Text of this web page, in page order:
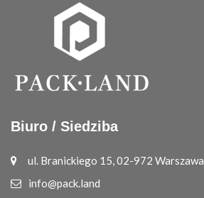
Biuro / Siedziba
ul. Branickiego 15, 02-972 Warszawa
info@pack.land